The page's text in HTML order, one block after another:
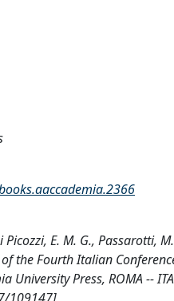
E. M. G., Passarotti,
the Fourth Italian
University Press, ROMA --